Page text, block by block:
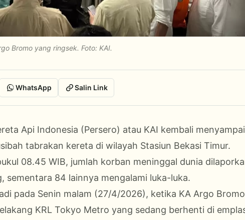
Bromo yang ringsek. Foto: KAI.
WhatsApp Salin Link
Api Indonesia (Persero) atau KAI kembali
tabrakan kereta di wilayah Stasiun Bekasi Timur.
08.45 WIB, jumlah korban meninggal dunia
sementara 84 lainnya mengalami luka-luka.
pada Senin malam (27/4/2026), ketika KA Argo Bromo
KRL Tokyo Metro yang sedang berhenti di